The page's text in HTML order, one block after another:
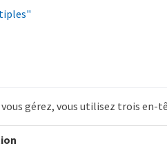
gérez, vous utilisez trois en-